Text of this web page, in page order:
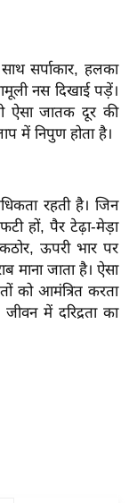
सर्पाकार, हलका
नस दिखाई पड़ें।
ऐसा जातक दूर की
में निपुण होता है।
रहती है। जिन
हों, पैर टेढ़ा-मेड़ा
ऊपरी भार पर
माना जाता है। ऐसा
को आमंत्रित करता
में दरिद्रता का